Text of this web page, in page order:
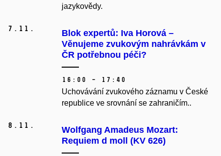
jazykovědy.
7. 11.
Blok expertů: Iva Horová –
Věnujeme zvukovým nahrávkám v
ČR potřebnou péči?
16:00 – 17:40
Uchovávání zvukového záznamu v České
republice ve srovnání se zahraničím..
8. 11.
Wolfgang Amadeus Mozart:
Requiem d moll (KV 626)